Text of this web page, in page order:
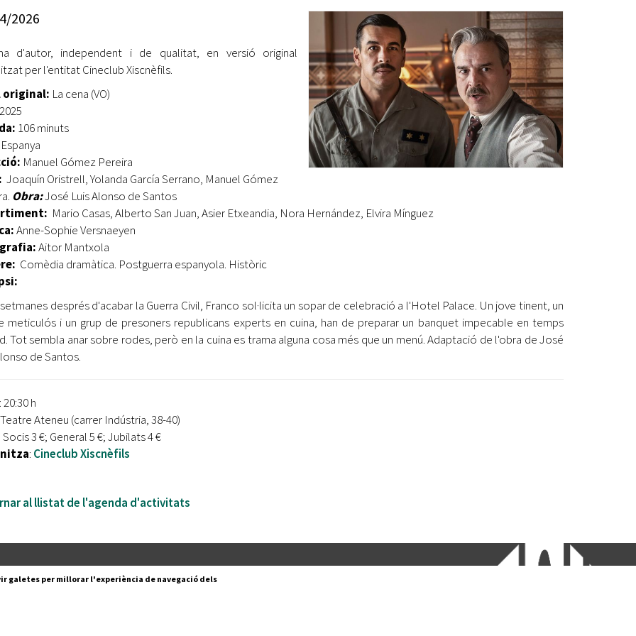
Ètica i Integritat
Retiment de Comptes
Accés a Informació Pública
Dades Obertes
Catàleg de Serveis i Tràmits
jove 2026
Cerdanyola opta a més de 5 milions d'euros del Pla de
Barris per transformar les Fontetes, Quatre Cantons i
tret de sortida al festival
L’Ajuntament reparteix ulleres gratuïtes per veure
l'eclipsi solar
Entitats
Equipaments
Mercats Municipals
Webs Municipals
2026
d'autor, independent i de qualitat, en versió original
per l'entitat Cineclub Xiscnèfils.
La cena (VO)
2025
106 minuts
Espanya
Manuel Gómez Pereira
Joaquín Oristrell, Yolanda García Serrano, Manuel Gómez
Obra:José Luis Alonso de Santos
Mario Casas, Alberto San Juan, Asier Etxeandia, Nora Hernández, Elvira Mínguez
Anne-Sophie Versnaeyen
Aitor Mantxola
Comèdia dramàtica. Postguerra espanyola. Històric
després d'acabar la Guerra Civil, Franco sol·licita un sopar de celebració a l'Hotel Palace. Un jove tinent, un
meticulós i un grup de presoners republicans experts en cuina, han de preparar un banquet impecable en temps
Tot sembla anar sobre rodes, però en la cuina es trama alguna cosa més que un menú. Adaptació de l'obra de José
de Santos.
: 20:30 h
Ateneu (carrer Indústria, 38-40)
: Socis 3 €; General 5 €; Jubilats 4 €
: Cineclub Xiscnèfils
al llistat de l'agenda d'activitats
Layret, s/n
Segueix-nos a:
galetes per millorar l'experiència de navegació dels